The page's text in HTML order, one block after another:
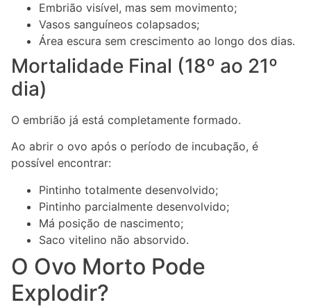
Embrião visível, mas sem movimento;
Vasos sanguíneos colapsados;
Área escura sem crescimento ao longo dos dias.
Mortalidade Final (18º ao 21º
dia)
O embrião já está completamente formado.
Ao abrir o ovo após o período de incubação, é
possível encontrar:
Pintinho totalmente desenvolvido;
Pintinho parcialmente desenvolvido;
Má posição de nascimento;
Saco vitelino não absorvido.
O Ovo Morto Pode
Explodir?